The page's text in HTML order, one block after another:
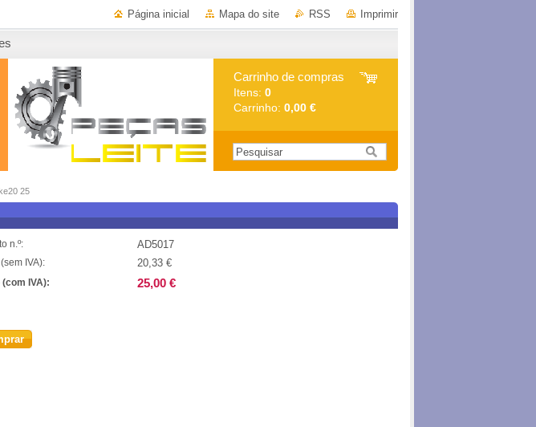
Página inicial Mapa do site RSS Imprimir
Carrinho de compras
Itens: 0
Carrinho: 0,00 €
25
n.º: AD5017
IVA): 20,33 €
(com IVA): 25,00 €